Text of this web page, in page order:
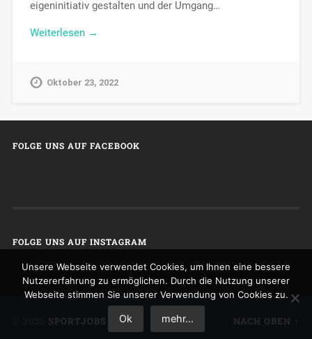
eigeninitiativ gestalten und der Umgang…
Weiterlesen →
Oktober 23, 2022
FOLGE UNS AUF FACEBOOK
FOLGE UNS AUF INSTAGRAM
SPORTJOBS NACH OBEN ↑
Unsere Webseite verwendet Cookies, um Ihnen eine bessere
Nutzererfahrung zu ermöglichen. Durch die Nutzung unserer
Webseite stimmen Sie unserer Verwendung von Cookies zu.
Ok mehr...